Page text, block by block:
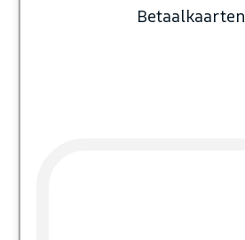
Betaalkaarten